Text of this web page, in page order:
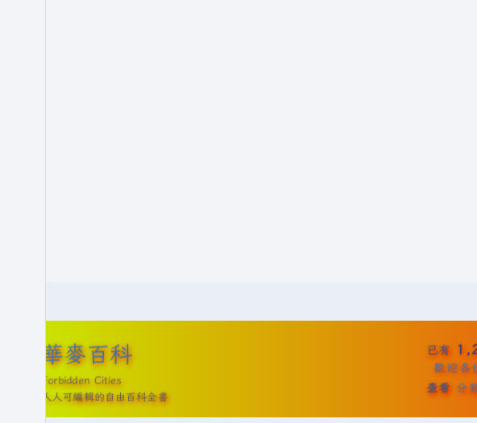
華麥百科
Forbidden Cities
人人可編輯的自由百科全書
已有
歡迎各
查看 分